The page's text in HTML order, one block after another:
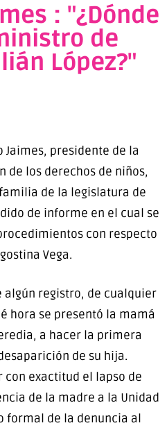
: "¿Dónde
de
López?"
Jaimes, presidente de la
de los derechos de niños,
de la legislatura de
de informe en el cual se
con respecto
Vega.
algún registro, de cualquier
hora se presentó la mamá
a hacer la primera
de su hija.
exactitud el lapso de
de la madre a la Unidad
formal de la denuncia al